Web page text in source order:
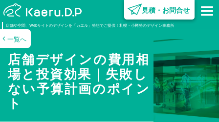
店舗や空間、Webサイトのデザインを「カエル」発想でご提供！札幌・小樽発のデザイン事務所
制作事例
内装デザイン･設計
広告･クリエイティブ
設計施工
設備·営繕
不動産開発
営業·クリエイティブ
企画·開発
企業情報
企業情報
組織図･グループ企業
採用情報
見積・お問合せ
店舗デザインの費用相
場と投資効果｜失敗し
ない予算計画のポイン
ト
一覧へ